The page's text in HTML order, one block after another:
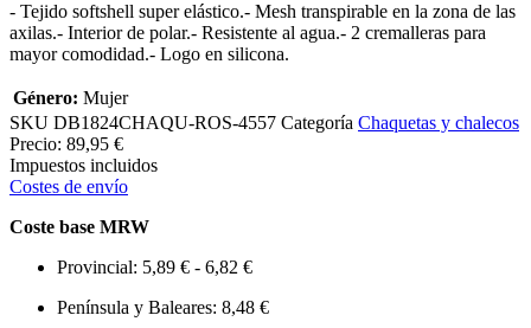
- Tejido softshell super elástico.- Mesh transpirable en la zona de las
axilas.- Interior de polar.- Resistente al agua.- 2 cremalleras para
mayor comodidad.- Logo en silicona.
Género: Mujer
SKU DB1824CHAQU-ROS-4557 Categoría Chaquetas y chalecos
Precio: 89,95 €
Impuestos incluidos
Costes de envío
Coste base MRW
Provincial: 5,89 € - 6,82 €
Península y Baleares: 8,48 €